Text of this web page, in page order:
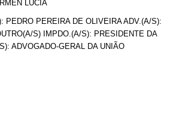
LÚCIA
PEDRO PEREIRA DE OLIVEIRA ADV.(A/S):
S) IMPDO.(A/S): PRESIDENTE DA
ADVOGADO-GERAL DA UNIÃO